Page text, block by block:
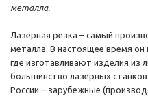
металла.
Лазерная резка – самый
металла. В настоящее время он
где изготавливают изделия из
большинство лазерных
России – зарубежные